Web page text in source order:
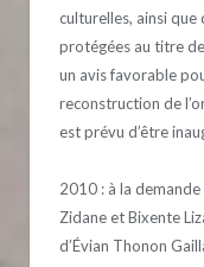
culturelles, ainsi que
protégées au titre
un avis favorable
reconstruction de
est prévu d’être
2010 : à la
Zidane et Bixente
d’Évian Thonon